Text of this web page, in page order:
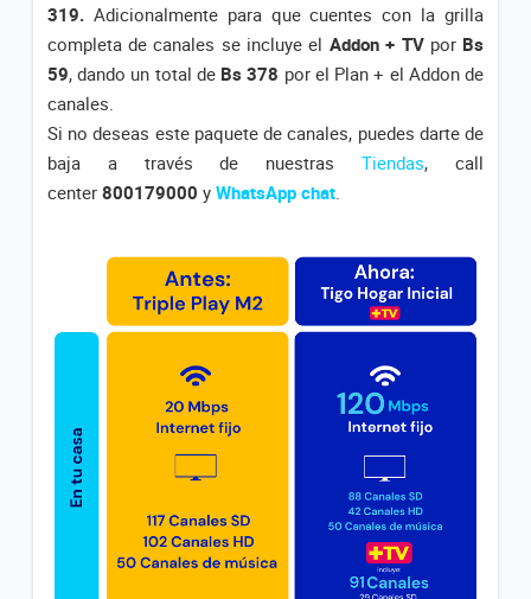
Disfruta de todos los beneficios de tu plan “Internet
Ultra B”
Disfruta de todos los beneficios de tu plan “Internet
Básico B”
Disfruta de todos los beneficios de tu plan “Internet
Disfruta de todos los beneficios de tu plan “Internet
Inicial C”
319. Adicionalmente para que cuentes con la grilla
completa de canales se incluye el Addon + TVpor Bs
59, dando un total de Bs 378 por el Plan + el Addon de
canales.
Si no deseas este paquete de canales, puedes darte de
baja a través de nuestras
Tiendas, call
center 800179000 y WhatsApp chat.